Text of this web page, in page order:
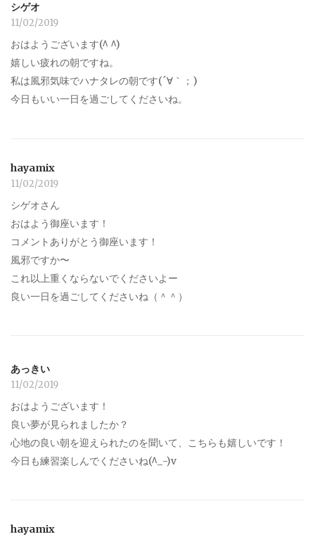
シゲオ
11/02/2019
おはようございます(^ ^)
嬉しい疲れの朝ですね。
私は風邪気味でハナタレの朝です(´∀｀；)
今日もいい一日を過ごしてくださいね。
hayamix
11/02/2019
シゲオさん
おはよう御座います！
コメントありがとう御座います！
風邪ですか〜
これ以上重くならないでくださいよー
良い一日を過ごしてくださいね（＾＾）
あっきい
11/02/2019
おはようございます！
良い夢が見られましたか？
心地の良い朝を迎えられたのを聞いて、こちらも嬉しいです！
今日も練習楽しんでくださいね(^_-)v
hayamix